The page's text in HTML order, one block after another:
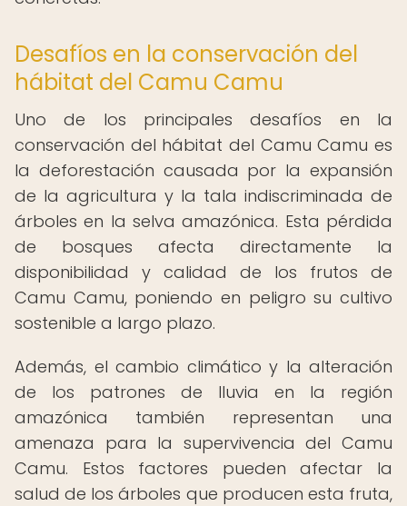
Desafíos en la conservación del
hábitat del Camu Camu
Uno de los principales desafíos en la
conservación del hábitat del Camu Camu es
la deforestación causada por la expansión
de la agricultura y la tala indiscriminada de
árboles en la selva amazónica. Esta pérdida
de bosques afecta directamente la
disponibilidad y calidad de los frutos de
Camu Camu, poniendo en peligro su cultivo
sostenible a largo plazo.
Además, el cambio climático y la alteración
de los patrones de lluvia en la región
amazónica también representan una
amenaza para la supervivencia del Camu
Camu. Estos factores pueden afectar la
salud de los árboles que producen esta fruta,